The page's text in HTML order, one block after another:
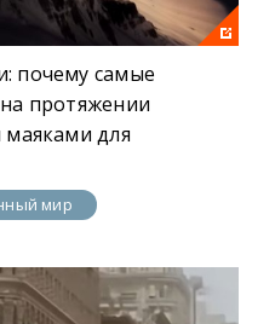
почему самые
протяжении
маяками для
мир